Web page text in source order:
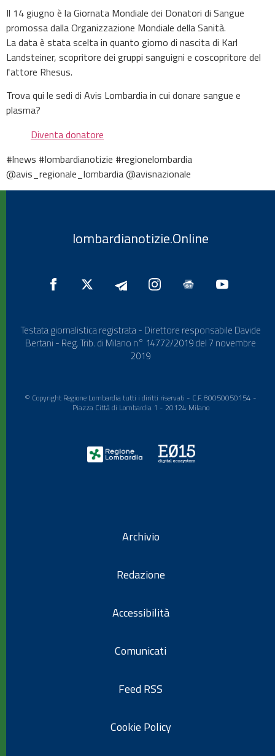
Il 14 giugno è la Giornata Mondiale dei Donatori di Sangue
promossa dalla Organizzazione Mondiale della Sanità.
La data è stata scelta in quanto giorno di nascita di Karl
Landsteiner, scopritore dei gruppi sanguigni e coscopritore del
fattore Rhesus.
Trova qui le sedi di Avis Lombardia in cui donare sangue e
plasma?
Diventa donatore
#lnews #lombardianotizie #regionelombardia
@avis_regionale_lombardia @avisnazionale
lombardianotizie.Online
Testata giornalistica registrata - Direttore responsabile Davide
Bertani - Reg. Trib. di Milano n° 14772/2019 del 7 novembre
2019
© Copyright Regione Lombardia tutti i diritti riservati - C.F. 80050050154 -
Piazza Città di Lombardia 1 - 20124 Milano
Archivio
Redazione
Accessibilità
Comunicati
Feed RSS
Cookie Policy